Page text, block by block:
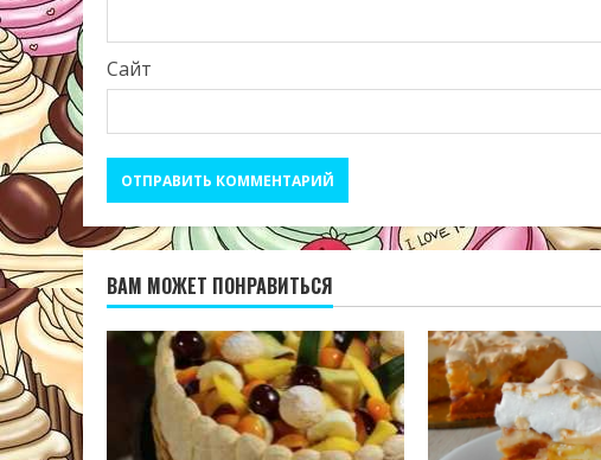
Сайт
ВАМ МОЖЕТ ПОНРАВИТЬСЯ